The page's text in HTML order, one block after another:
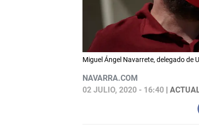
Miguel Ángel Navarrete, delegado de
NAVARRA.COM
02 JULIO, 2020 - 16:40|